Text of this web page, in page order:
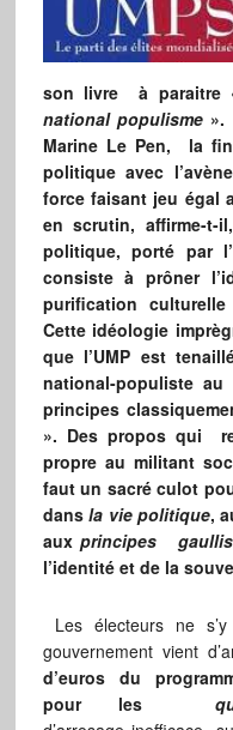
son livre à paraitre
national populisme
Marine Le Pen, la
politique avec
force faisant jeu égal
en scrutin, affirme-
politique, porté par
consiste à prôner
purification
Cette idéologie
que l’UMP est
national-populiste
principes
». Des propos qui
propre au militant
faut un sacré culot
dansla vie politique,
aux principes
l’identité et de la
Les électeurs ne
gouvernement vient
d’euros du
pour les